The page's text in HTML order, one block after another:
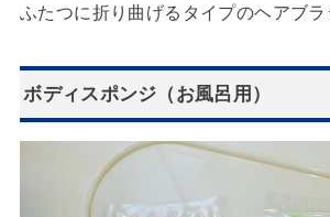
ふたつに折り曲げるタイプのヘアブラ
ボディスポンジ（お風呂用）